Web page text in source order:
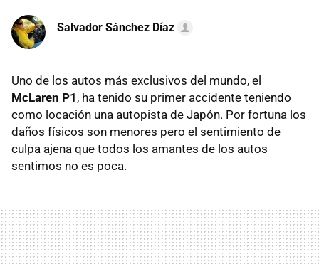
Salvador Sánchez Díaz
Uno de los autos más exclusivos del mundo, el
McLaren P1 , ha tenido su primer accidente teniendo
como locación una autopista de Japón. Por fortuna los
daños físicos son menores pero el sentimiento de
culpa ajena que todos los amantes de los autos
sentimos no es poca.